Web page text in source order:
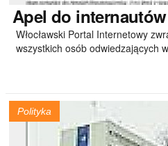
Apel do internautów
Włocławski Portal Internetowy
wszystkich osób odwiedzających
Polityka